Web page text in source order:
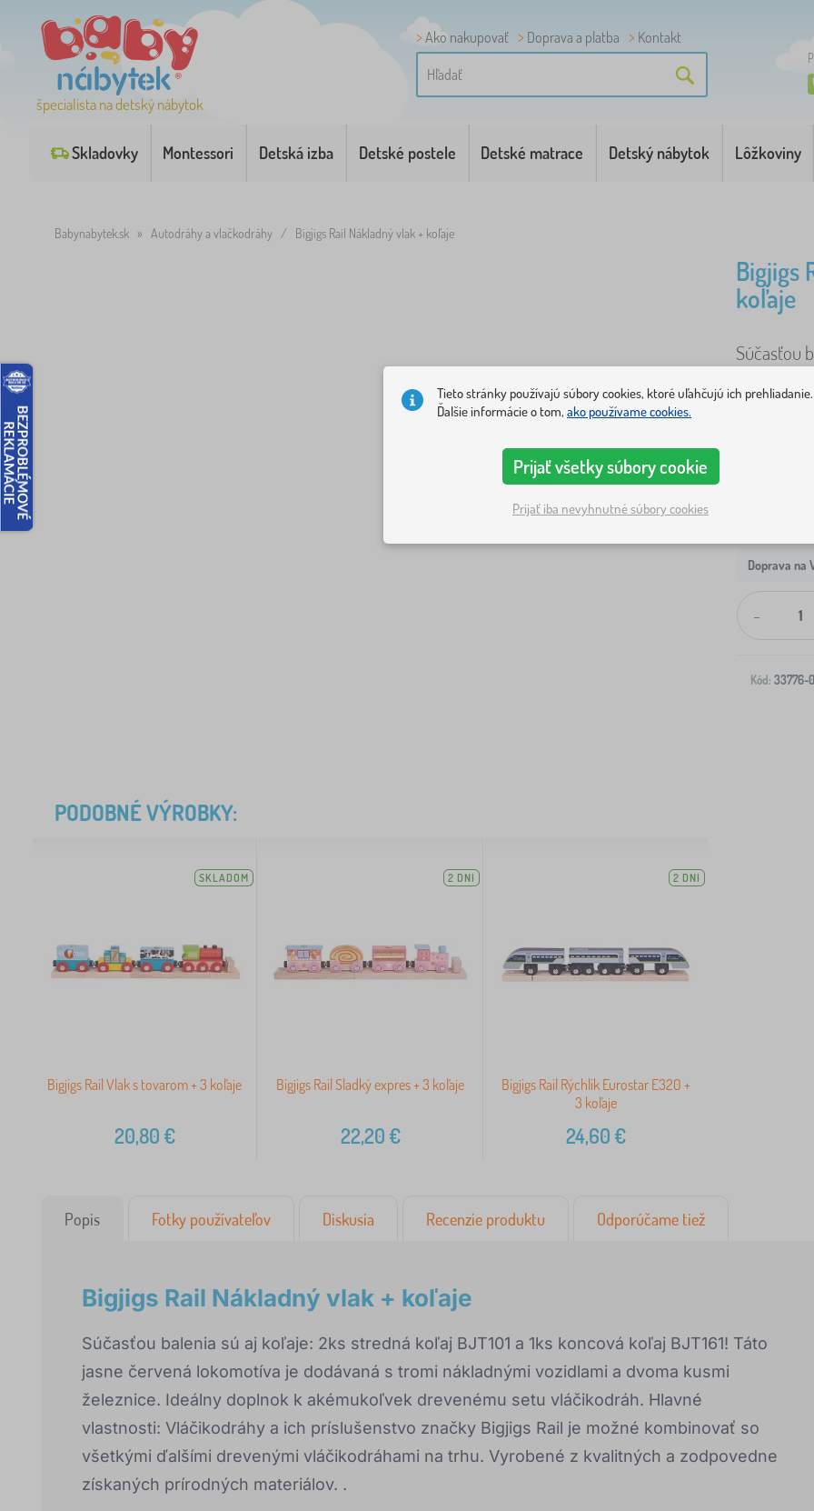
špecialista na detský nábytok
Ako nakupovať Doprava a platba Kontakt
Skladovky Montessori Detská izba Detské postele Detské matrace Detský nábytok Lôžkoviny
Babynabytek.sk » Autodráhy a vlačkodráhy / Bigjigs Rail Nákladný vlak + koľaje
Bigjigs
koľaje
Súčasťou
koncová
dodávaná
Doprava na
-
Kód: 33776-0
PODOBNÉ VÝROBKY:
SKLADOM
Bigjigs Rail Vlak s tovarom + 3 koľaje
20,80€
2 DNI
Bigjigs Rail Sladký expres + 3 koľaje
22,20€
2 DNI
Bigjigs Rail Rýchlik Eurostar E320 +
3 koľaje
24,60€
Popis Fotky používateľov Diskusia Recenzie produktu Odporúčame tiež
Bigjigs Rail Nákladný vlak + koľaje
Súčasťou balenia sú aj koľaje: 2ks stredná koľaj BJT101 a 1ks koncová koľaj BJT161! Táto
jasne červená lokomotíva je dodávaná s tromi nákladnými vozidlami a dvoma kusmi
železnice. Ideálny doplnok k akémukoľvek drevenému setu vláčikodráh. Hlavné
vlastnosti: Vláčikodráhy a ich príslušenstvo značky Bigjigs Rail je možné kombinovať so
všetkými ďalšími drevenými vláčikodráhami na trhu. Vyrobené z kvalitných a zodpovedne
získaných prírodných materiálov. .
Tieto stránky používajú súbory cookies, ktoré uľahčujú ich prehliadanie.
Ďalšie informácie o tom, ako používame cookies.
Prijať všetky súbory cookie
Prijať iba nevyhnutné súbory cookies